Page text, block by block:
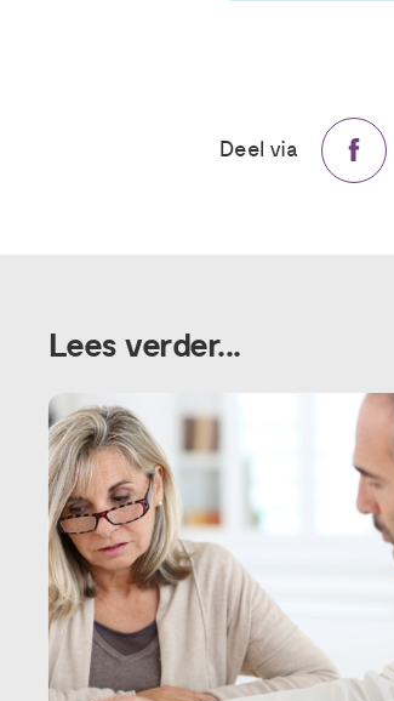
Deel via
Lees verder...